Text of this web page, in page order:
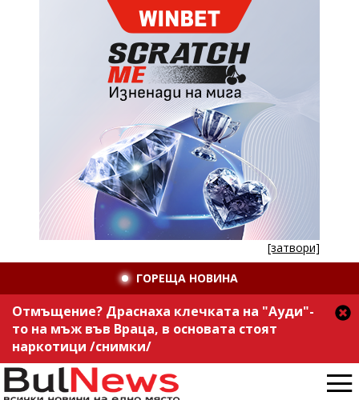
[затвори]
ГОРЕЩА НОВИНА
Отмъщение? Драснаха клечката на "Ауди"-
то на мъж във Враца, в основата стоят
наркотици /снимки/